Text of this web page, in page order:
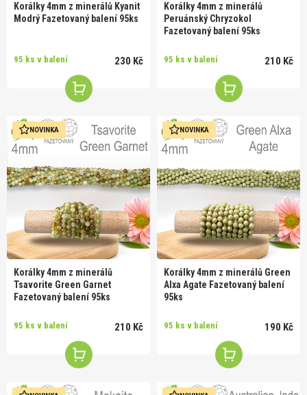
Korálky 4mm z minerálů Kyanit
Modrý Fazetovaný balení 95ks
95 ks v balení 230 Kč
Korálky 4mm z minerálů
Peruánský Chryzokol
Fazetovaný balení 95ks
95 ks v balení 210 Kč
NOVINKA
Korálky 4mm z minerálů
Tsavorite Green Garnet
Fazetovaný balení 95ks
95 ks v balení 210 Kč
NOVINKA
Korálky 4mm z minerálů Green
Alxa Agate Fazetovaný balení
95ks
95 ks v balení 190 Kč